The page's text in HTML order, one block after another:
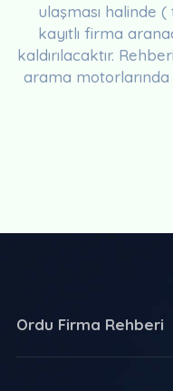
ulaşması halinde
kayıtlı firma
kaldırılacaktır.
arama motorlarında
Ordu Firma Rehberi